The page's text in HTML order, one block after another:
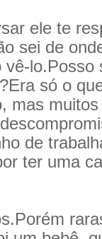
ele te
sei de
lo.Posso
só o
mas
de
ter uma